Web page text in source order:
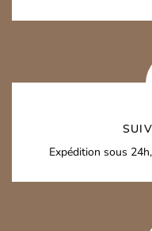
Expédition sous 24h,